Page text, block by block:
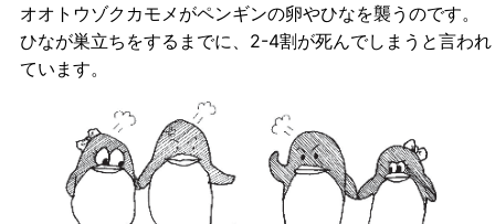
オオトウゾクカモメがペンギンの卵やひなを襲うのです。
ひなが巣立ちをするまでに、2-4割が死んでしまうと言われ
ています。